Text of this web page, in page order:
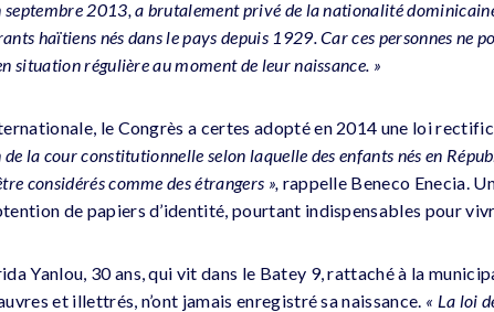
2013, a brutalement privé de la nationalité
haïtiens nés dans le pays depuis 1929. Car ces personnes ne
situation régulière au moment de leur naissance. »
le Congrès a certes adopté en 2014 une loi
la cour constitutionnelle selon laquelle des enfants nés en
considérés comme des étrangers », rappelle Beneco Enecia.
de papiers d’identité, pourtant indispensables pour
Yanlou, 30 ans, qui vit dans le Batey 9, rattaché à la
et illettrés, n’ont jamais enregistré sa naissance. « La loi